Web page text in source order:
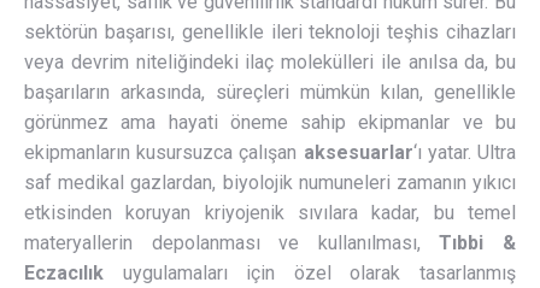
sektörün başarısı, genellikle ileri teknoloji teşhis cihazları
veya devrim niteliğindeki ilaç molekülleri ile anılsa da, bu
başarıların arkasında, süreçleri mümkün kılan, genellikle
görünmez ama hayati öneme sahip ekipmanlar ve bu
ekipmanların kusursuzca çalışan aksesuarlar‘ı yatar. Ultra
saf medikal gazlardan, biyolojik numuneleri zamanın yıkıcı
etkisinden koruyan kriyojenik sıvılara kadar, bu temel
materyallerin depolanması ve kullanılması,Tıbbi &
Eczacılık uygulamaları için özel olarak tasarlanmış